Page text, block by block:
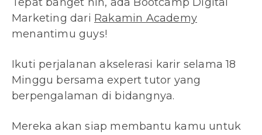
Marketing dari Rakamin Academy
menantimu guys!
Ikuti perjalanan akselerasi karir selama 18
Minggu bersama expert tutor yang
berpengalaman di bidangnya.
Mereka akan siap membantu kamu untuk